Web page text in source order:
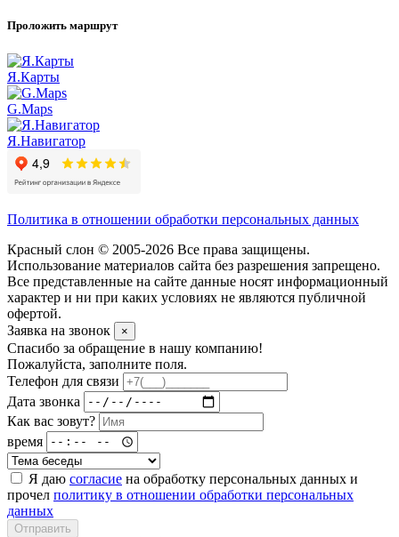
Проложить маршрут
Я.Карты
G.Maps
Я.Навигатор
Политика в отношении обработки персональных данных
Красный слон © 2005-2026 Все права защищены.
Использование материалов сайта без разрешения запрещено.
Все представленные на сайте данные носят информационный
характер и ни при каких условиях не являются публичной
офертой.
Заявка на звонок
×
Спасибо за обращение в нашу компанию!
Пожалуйста, заполните поля.
Телефон для связи
Дата звонка
Как вас зовут?
время
Я даю согласие на обработку персональных данных и
прочел политику в отношении обработки персональных
данных
Отправить